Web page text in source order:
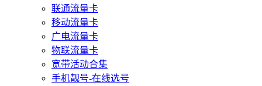
联通流量卡
移动流量卡
广电流量卡
物联流量卡
宽带活动合集
手机靓号-在线选号